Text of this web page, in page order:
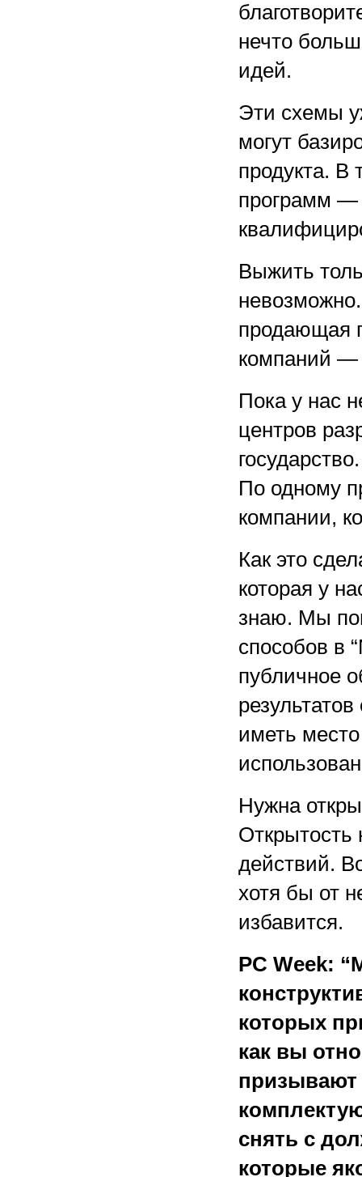
нечто
идей.
Эти схемы
могут
продукта. В
программ —
Выжить
продающая
компаний —
Пока у нас
центров
По одному
компании,
Как это
которая у
знаю. Мы
способов в
публичное
иметь
Нужна
Открытость
действий.
хотя бы от
избавится.
PC Week:
которых
как вы
призывают
снять с
которые